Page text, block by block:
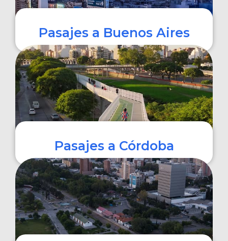
Pasajes a Buenos Aires
COMPRAR
Pasajes a Córdoba
COMPRAR